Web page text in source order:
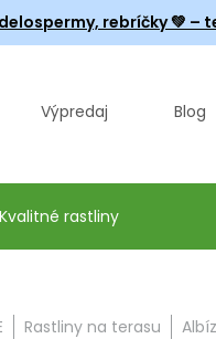
rebríčky💚 –
Výpredaj Blog
Kvalitné rastliny
Rastliny na terasu